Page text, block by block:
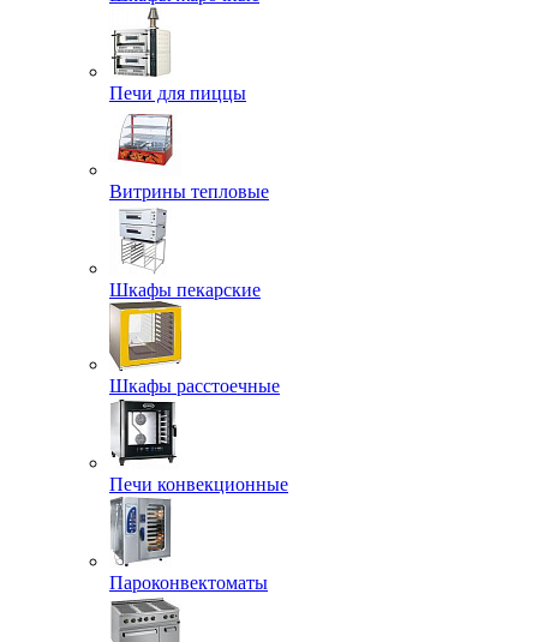
Печи для пиццы
Витрины тепловые
Шкафы пекарские
Шкафы расстоечные
Печи конвекционные
Пароконвектоматы